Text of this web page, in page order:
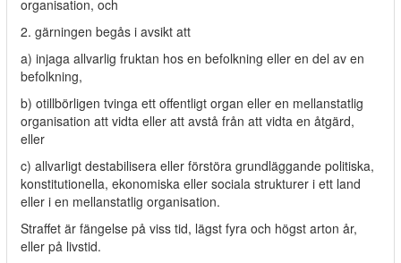
organisation, och
2. gärningen begås i avsikt att
a) injaga allvarlig fruktan hos en befolkning eller en del av en
befolkning,
b) otillbörligen tvinga ett offentligt organ eller en mellanstatlig
organisation att vidta eller att avstå från att vidta en åtgärd,
eller
c) allvarligt destabilisera eller förstöra grundläggande politiska,
konstitutionella, ekonomiska eller sociala strukturer i ett land
eller i en mellanstatlig organisation.
Straffet är fängelse på viss tid, lägst fyra och högst arton år,
eller på livstid.